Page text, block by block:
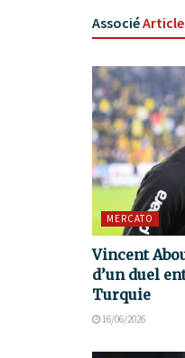
Associé
MERCATO
Vincent
d’un duel
Turquie
16/06/2026